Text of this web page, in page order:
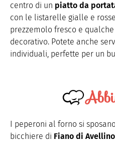
centro di un piatto da
con le listarelle gialle e
prezzemolo fresco e
decorativo. Potete anche
individuali, perfette per un
I peperoni al forno si
bicchiere di Fiano di Avellino